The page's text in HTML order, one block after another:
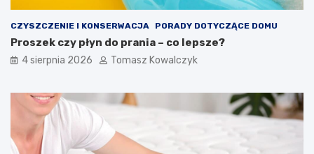
CZYSZCZENIE I KONSERWACJA PORADY DOTYCZĄCE DOMU
Proszek czy płyn do prania – co lepsze?
4 sierpnia 2026 Tomasz Kowalczyk